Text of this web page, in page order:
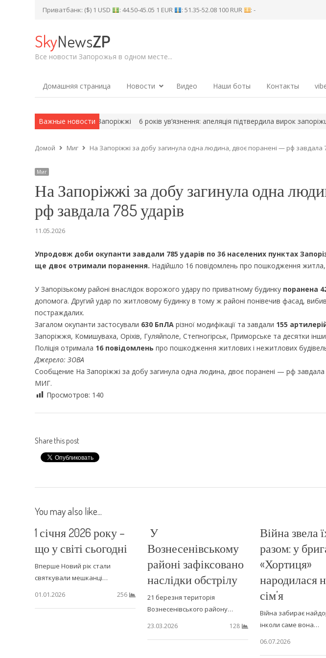
Приватбанк: ($) 1 USD : 44.50-45.05 1 EUR : 51.35-52.08 100 RUR : -
SkyNewsZP
Все новости Запорожья в одном месте...
Домашняя страница Новости Видео Наши боты Контакты
Важные новости
дітей на Запоріжжі 6 років ув’язнення: апеляція підтвердила вирок запоріжцю за
Домой Миг На Запоріжжі за добу загинула одна людина, двоє поранені — рф завдала
Миг
На Запоріжжі за добу загинула одна
рф завдала 785 ударів
11.05.2026
Упродовж доби окупанти завдали 785 ударів по 36 населених пунктах
ще двоє отримали поранення. Надійшло 16 повідомлень про пошкодження житла,
У Запорізькому районі внаслідок ворожого удару по приватному будинку поранена
допомога. Другий удар по житловому будинку в тому ж районі понівечив фасад,
постраждалих.
Загалом окупанти застосували 630 БпЛА різної модифікації та завдали 155
Запоріжжя, Комишуваха, Оріхів, Гуляйполе, Степногірськ, Приморське та десятки
Поліція отримала 16 повідомлень про пошкодження житлових і нежитлових
Джерело: ЗОВА
Сообщение На Запоріжжі за добу загинула одна людина, двоє поранені — рф завдала
МИГ.
Просмотров: 140
Share this post
You may also like...
1 січня 2026 року –
що у світі сьогодні
Вперше Новий рік стали
святкували мешканці…
01.01.2026
256
У
Вознесенівському
районі зафіксовано
наслідки обстрілу
21 березня територія
Вознесенівського району…
23.03.2026
128
Війна звела
разом: у
«Хортиця»
народилася
сім’я
Війна забирає
інколи саме вона…
06.07.2026